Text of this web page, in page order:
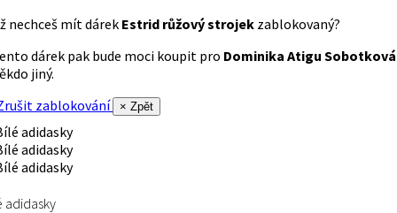
nechceš mít dárek Estrid růžový strojek zablokovaný?
dárek pak bude moci koupit pro Dominika Atigu Sobotková
jiný.
zablokování
× Zpět
adidasky